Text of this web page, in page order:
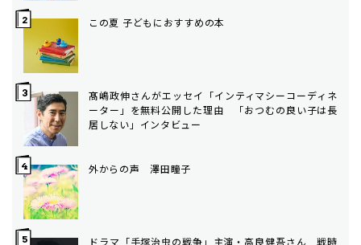
この夏 子どもにおすすめの本
髙嶋政伸さんがエッセイ「インティマシーコーディネ
ーター」を無料公開した理由 「おつむの良い子は長
居しない」インタビュー
外からの声 澤田瞳子
ドラマ「手塚治虫の戦争」主演・高良健吾さん 戦時